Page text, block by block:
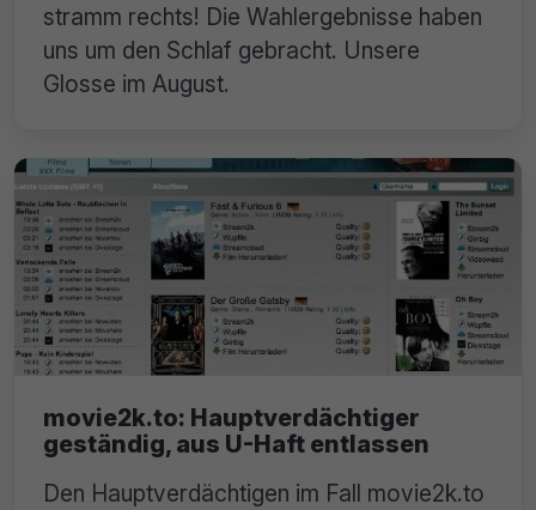
stramm rechts! Die Wahlergebnisse haben
uns um den Schlaf gebracht. Unsere
Glosse im August.
movie2k.to: Hauptverdächtiger
geständig, aus U-Haft entlassen
Den Hauptverdächtigen im Fall movie2k.to